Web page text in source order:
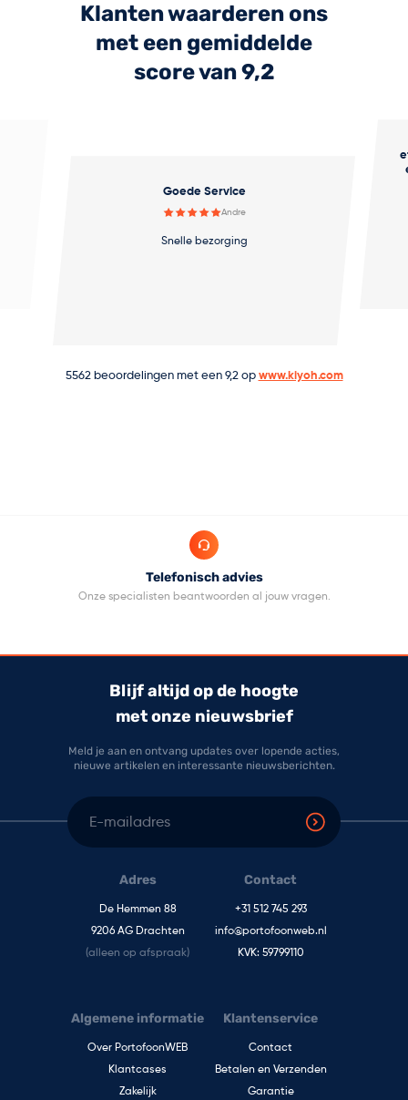
Klanten waarderen ons
met een gemiddelde
score van 9,2
Goede Service
Andre
Snelle bezorging
5562beoordelingen met een9,2op www.kiyoh.com
Telefonisch advies
Onze specialisten beantwoorden al jouw vragen.
Blijf altijd op de hoogte
met onze nieuwsbrief
Meld je aan en ontvang updates over lopende acties,
nieuwe artikelen en interessante nieuwsberichten.
Adres
De Hemmen 88
9206 AG Drachten
(alleen op afspraak)
Contact
+31 512 745 293
info@portofoonweb.nl
KVK: 59799110
Algemene informatie
Over PortofoonWEB
Klantcases
Zakelijk
Klantenservice
Contact
Betalen en Verzenden
Garantie